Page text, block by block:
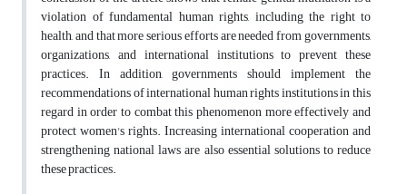
violation of fundamental human rights, including the right to
health, and that more serious efforts are needed from governments,
organizations, and international institutions to prevent these
practices. In addition, governments should implement the
recommendations of international human rights institutions in this
regard in order to combat this phenomenon more effectively and
protect women's rights. Increasing international cooperation and
strengthening national laws are also essential solutions to reduce
these practices.